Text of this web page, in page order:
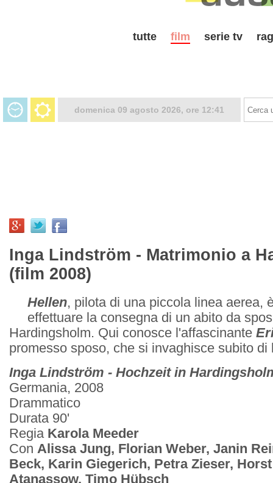
tutte film serie tv
domenica 09 agosto 2026, ore 12:41
Inga Lindström - Matrimonio a
(film 2008)
Hellen, pilota di una piccola linea aerea,
effettuare la consegna di un abito da
Hardingsholm. Qui conosce l'affascinante
promesso sposo, che si invaghisce subito di
Inga Lindström - Hochzeit in
Germania, 2008
Drammatico
Durata 90'
Regia Karola Meeder
Con Alissa Jung, Florian Weber, Janin
Beck, Karin Giegerich, Petra Zieser,
Atanassow, Timo Hübsch